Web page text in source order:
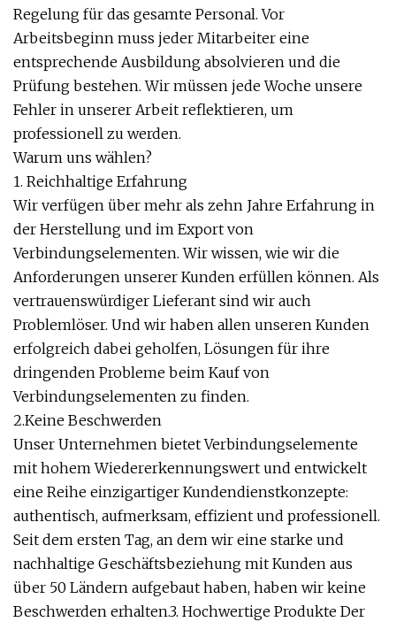
Regelung für das gesamte Personal. Vor
Arbeitsbeginn muss jeder Mitarbeiter eine
entsprechende Ausbildung absolvieren und die
Prüfung bestehen. Wir müssen jede Woche unsere
Fehler in unserer Arbeit reflektieren, um
professionell zu werden.
Warum uns wählen?
1. Reichhaltige Erfahrung
Wir verfügen über mehr als zehn Jahre Erfahrung in
der Herstellung und im Export von
Verbindungselementen. Wir wissen, wie wir die
Anforderungen unserer Kunden erfüllen können. Als
vertrauenswürdiger Lieferant sind wir auch
Problemlöser. Und wir haben allen unseren Kunden
erfolgreich dabei geholfen, Lösungen für ihre
dringenden Probleme beim Kauf von
Verbindungselementen zu finden.
2.Keine Beschwerden
Unser Unternehmen bietet Verbindungselemente
mit hohem Wiedererkennungswert und entwickelt
eine Reihe einzigartiger Kundendienstkonzepte:
authentisch, aufmerksam, effizient und professionell.
Seit dem ersten Tag, an dem wir eine starke und
nachhaltige Geschäftsbeziehung mit Kunden aus
über 50 Ländern aufgebaut haben, haben wir keine
Beschwerden erhalten.3. Hochwertige Produkte Der